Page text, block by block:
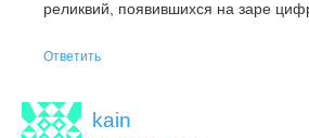
реликвий, появившихся на заре
Ответить
kain